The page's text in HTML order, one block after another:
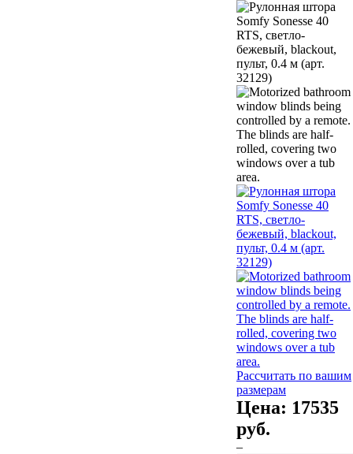
Рассчитать по вашим
размерам
Цена: 17535
руб.
–